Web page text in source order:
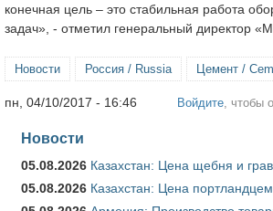
конечная цель – это стабильная работа
задач», - отметил генеральный директор
Новости Россия / Russia Цемент /
пн, 04/10/2017 - 16:46 Войдите , чтобы
Новости
05.08.2026 Казахстан: Цена щебня и
05.08.2026 Казахстан: Цена